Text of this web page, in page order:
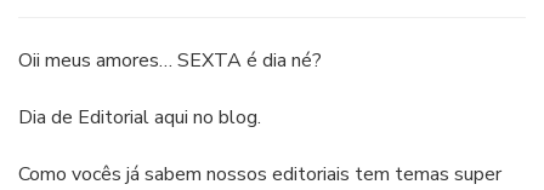
Oii meus amores… SEXTA é dia né?
Dia de Editorial aqui no blog.
Como vocês já sabem nossos editoriais tem temas super